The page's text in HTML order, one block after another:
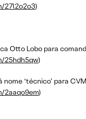
27l2o2o3)
Otto Lobo para
25hdh5qw)
nome ‘técnico’ para
2aaqo9em)